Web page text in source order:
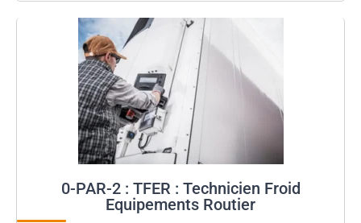
0-PAR-2 : TFER : Technicien Froid
Equipements Routier